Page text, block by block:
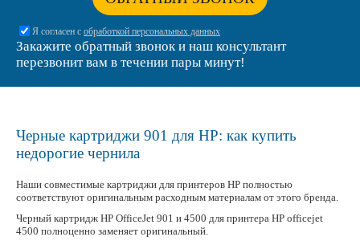
Я согласен с обработкой персональных данных
Закажите обратный звонок и наш консультант
перезвонит вам в течении пары минут!
Черные картриджи 901 для HP: как купить
недорогие чернила
Наши совместимые картриджи для принтеров HP полностью
соответствуют оригинальным расходным материалам от этого бренда.
Черный картридж HP OfficeJet 901 и 4500 для принтера HP officejet
4500 полноценно заменяет оригинальный.